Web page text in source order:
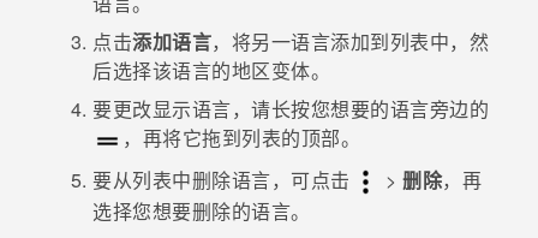
点击添加语言，将另一语言添加到列表中，然
后选择该语言的地区变体。
要更改显示语言，请长按您想要的语言旁边的
，再将它拖到列表的顶部。
要从列表中删除语言，可点击
> 删除，再
选择您想要删除的语言。